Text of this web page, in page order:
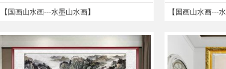
【 国画山水画---水墨山水画】 【 国画山水画---